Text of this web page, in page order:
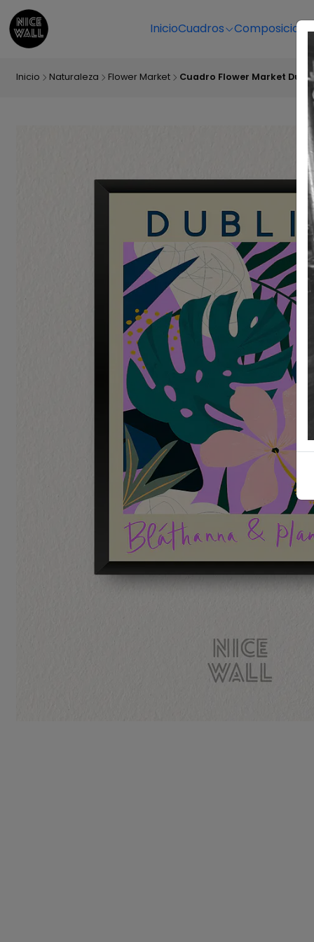
InicioCuadros
Inicio Naturaleza Flower Market Cuadro Flower Market